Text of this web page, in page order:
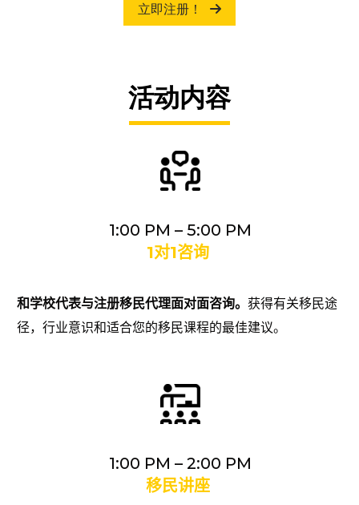
立即注册！
活动内容
1:00 PM – 5:00 PM
1对1咨询
和学校代表与注册移民代理面对面咨询。 获得有关移民途
径，行业意识和适合您的移民课程的最佳建议。
1:00 PM – 2:00 PM
移民讲座